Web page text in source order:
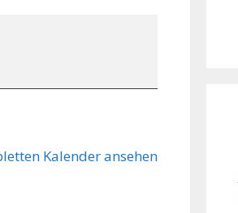
Kalender ansehen